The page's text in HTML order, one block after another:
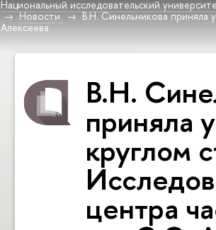
Национальный исследовательский
Новости
В.Н. Синельникова приняла
Алексеева
В.Н.
приняла
круглом
центра